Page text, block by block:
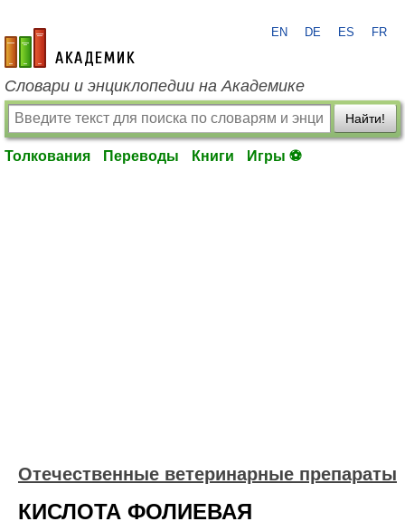
academic.ru
EN DE ES FR
Словари и энциклопедии на Академике
Найти!
Толкования Переводы Книги Игры ⚽
Отечественные ветеринарные препараты
КИСЛОТА ФОЛИЕВАЯ